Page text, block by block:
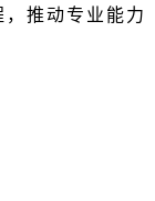
推动专业能力